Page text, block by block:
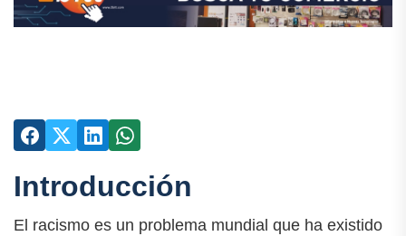
Introducción
El racismo es un problema mundial que ha existido